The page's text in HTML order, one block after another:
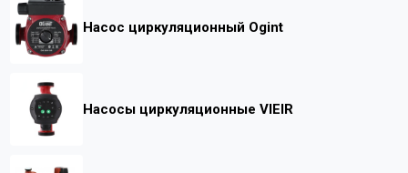
Объекты
Насос циркуляционный Ogint
Насосы циркуляционные VIEIR